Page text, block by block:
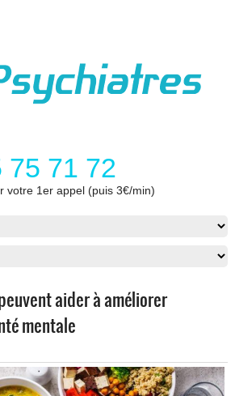
75 71 72
votre 1er appel (puis 3€/min)
aider à améliorer
mentale